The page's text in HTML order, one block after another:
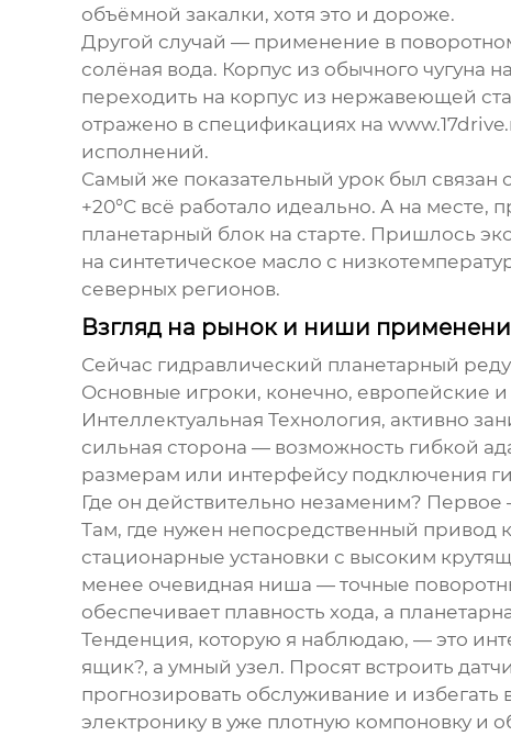
объёмной закалки, хотя это и дороже.
Другой случай — применение в
солёная вода. Корпус из обычного чугуна
переходить на корпус из нержавеющей
отражено в спецификациях на
исполнений.
Самый же показательный урок был связан
+20°С всё работало идеально. А на месте,
планетарный блок на старте. Пришлось
на синтетическое масло с
северных регионов.
Взгляд на рынок и ниши
Сейчас гидравлический планетарный
Основные игроки, конечно, европейские
Интеллектуальная Технология, активно
сильная сторона — возможность гибкой
размерам или интерфейсу подключения
Где он действительно незаменим?
Там, где нужен непосредственный привод
стационарные установки с высоким
менее очевидная ниша — точные
обеспечивает плавность хода, а
Тенденция, которую я наблюдаю, — это
ящик?, а умный узел. Просят встроить
прогнозировать обслуживание и
электронику в уже плотную компоновку и